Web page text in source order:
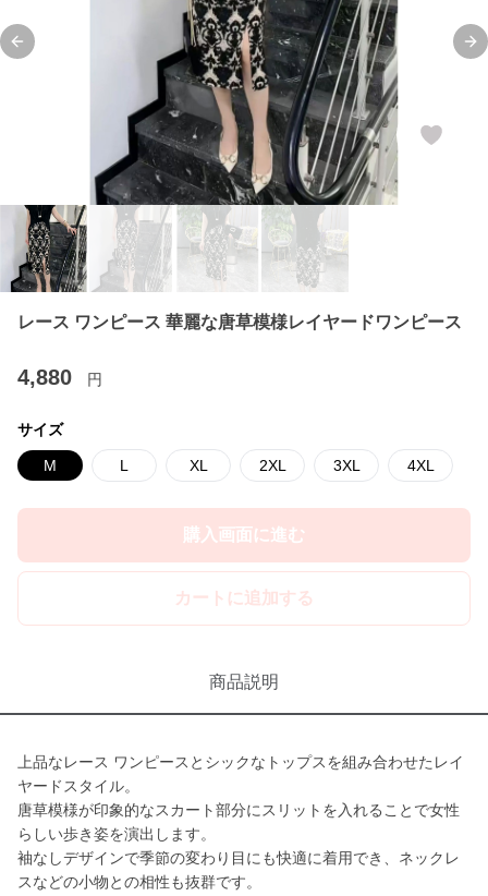
Previous slide
レース ワンピース 華麗な唐草模様レイヤードワンピース
4,880 円
サイズ
M L XL 2XL 3XL 4XL
購入画面に進む
カートに追加する
商品説明
上品なレース ワンピースとシックなトップスを組み合わせたレイ
ヤードスタイル。
唐草模様が印象的なスカート部分にスリットを入れることで女性
らしい歩き姿を演出します。
袖なしデザインで季節の変わり目にも快適に着用でき、ネックレ
スなどの小物との相性も抜群です。